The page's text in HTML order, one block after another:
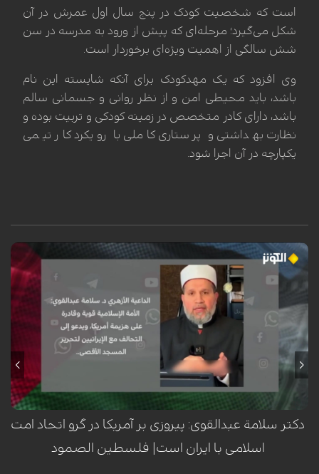
است که شخصیت کودک در پنج سال اول عمرش در آن
شکل می‌گیرد؛ مرحله‌ای که پیش از ورود به مدرسه در سن
شش سالگی از اهمیت ویژه‌ای برخوردار است.
وی افزود که یک مهدکودک برای آنکه شایسته این نام
باشد، باید محیطی امن و از نظر روانی و جسمانی سالم
باشد، دارای کادر متخصص در زمینه کودکی و تربیت بوده و
نظارت بهداشتی و پرستاری کاملی با رویکرد کار تیمی
یکپارچه در آن اجرا شود.
سلامة عبدالقوی، عالم برجسته اهل سنت و داعیه‌دار ازهري، با تأکید بر قدرت و
توانمندی امت اسلامی، اعلام کرد که این امت قادر به شکست آمریکا است. او در
این راستا، هم‌پیمانی با ایران را راهکاری کلیدی برای آزادسازی مسجدالاقصی و
مقابله با استکبار جهانی دانست.
دکتر سلامة عبدالقوی: پیروزی بر آمریکا در گرو اتحاد امت
اسلامی با ایران است| فلسطين الصمود